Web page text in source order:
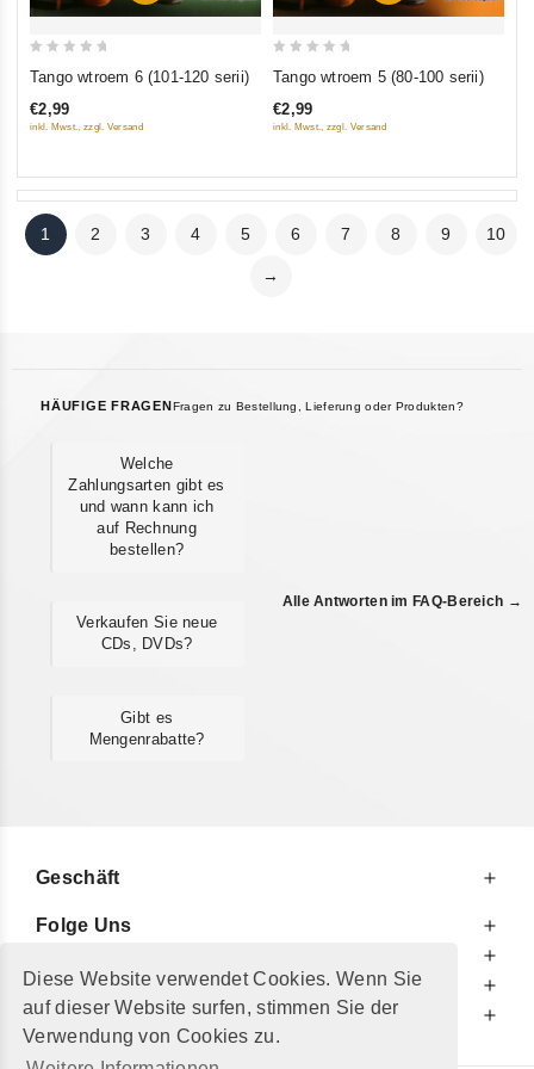
Diese Website verwendet Cookies. Wenn Sie
auf dieser Website surfen, stimmen Sie der
Verwendung von Cookies zu.
of
Tango wtroem 6 (101-120 serii)
€2,99
inkl. Mwst., zzgl. Versand
of
Tango wtroem 5 (80-100 serii)
€2,99
inkl. Mwst., zzgl. Versand
1 2 3 4 5 6 7 8 9 10
→
HÄUFIGE FRAGEN Fragen zu Bestellung, Lieferung oder Produkten?
Welche
Zahlungsarten gibt es
und wann kann ich
auf Rechnung
bestellen?
Verkaufen Sie neue
CDs, DVDs?
Gibt es
Mengenrabatte?
Alle Antworten im FAQ-Bereich →
Geschäft
Folge Uns
Zu Ihrer Information
Zusätzlich